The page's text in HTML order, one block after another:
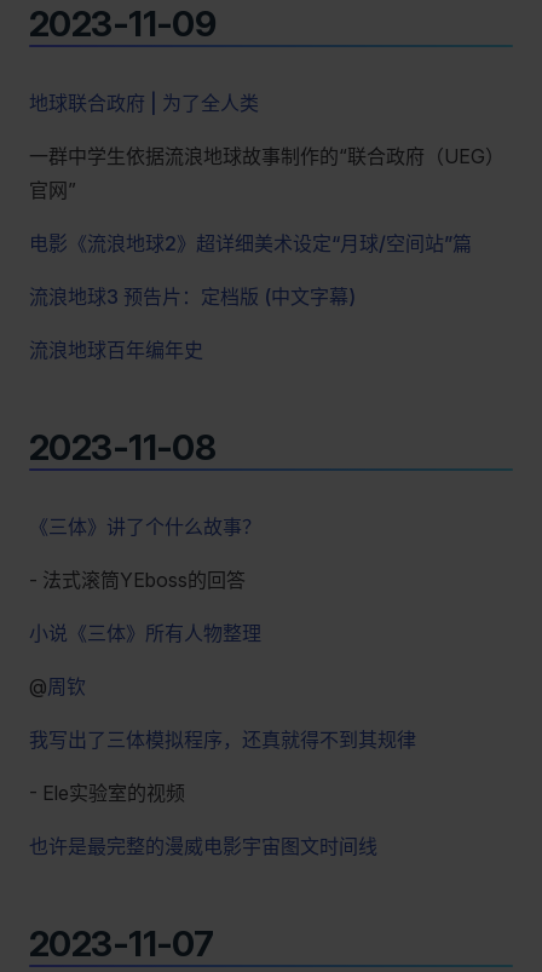
2023-11-09
地球联合政府 | 为了全人类
一群中学生依据流浪地球故事制作的“联合政府（UEG）
官网”
电影《流浪地球2》超详细美术设定“月球/空间站”篇
流浪地球3 预告片：定档版 (中文字幕)
流浪地球百年编年史
2023-11-08
《三体》讲了个什么故事？
- 法式滚筒YEboss的回答
小说《三体》所有人物整理
@周钦
我写出了三体模拟程序，还真就得不到其规律
- Ele实验室的视频
也许是最完整的漫威电影宇宙图文时间线
2023-11-07